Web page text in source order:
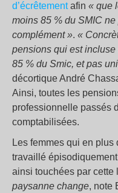
d’écrêtementafin « que
moins 85 % du SMIC
complément ». «
pensions qui est
85 % du Smic, et pas
décortique André
Ainsi, toutes les
professionnelle passés
comptabilisées.
Les femmes qui en
travaillé
ainsi touchées par cette
paysanne change, note